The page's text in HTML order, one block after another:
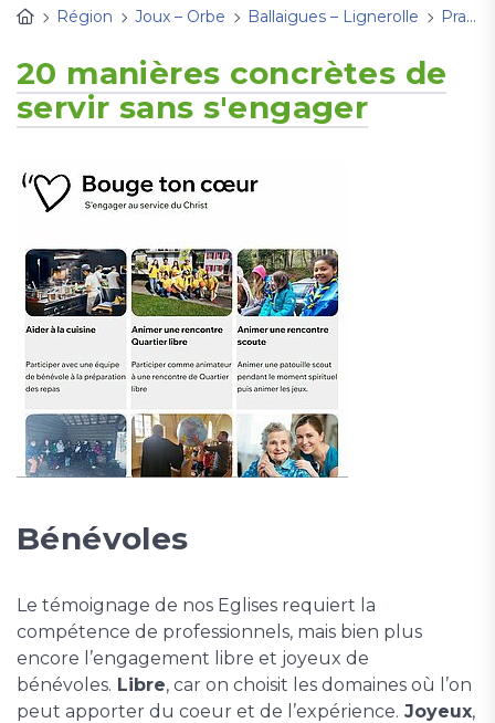
Région
Joux – Orbe Ballaigues – Lignerolle Pratique
20 manières concrètes de
servir sans s'engager
Bénévoles
Le témoignage de nos Eglises requiert la
compétence de professionnels, mais bien plus
encore l’engagement libre et joyeux de
bénévoles. Libre, car on choisit les domaines où l’on
peut apporter du coeur et de l’expérience. Joyeux,